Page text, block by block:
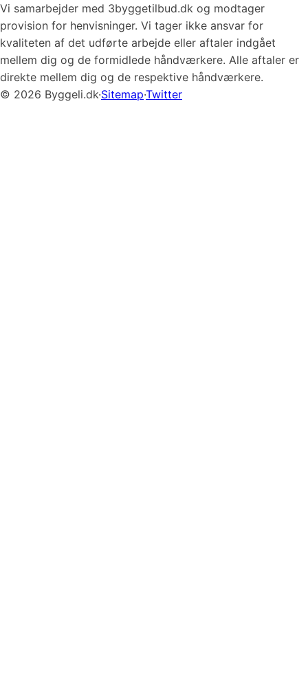
Vi samarbejder med 3byggetilbud.dk og modtager
provision for henvisninger. Vi tager ikke ansvar for
kvaliteten af det udførte arbejde eller aftaler indgået
mellem dig og de formidlede håndværkere. Alle aftaler er
direkte mellem dig og de respektive håndværkere.
© 2026 Byggeli.dk·Sitemap·Twitter